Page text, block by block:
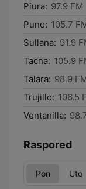
Piura: 97.9 FM
Puno: 105.7
Sullana: 91.9
Tacna: 105.9
Talara: 98.9
Trujillo: 106.5
Ventanilla:
Raspored
Pon Uto